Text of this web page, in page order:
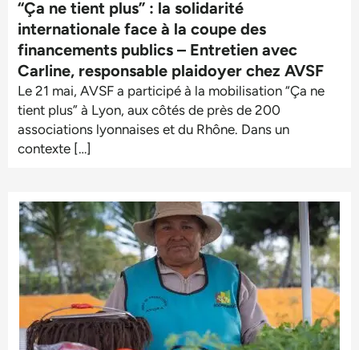
“Ça ne tient plus” : la solidarité
internationale face à la coupe des
financements publics – Entretien avec
Carline, responsable plaidoyer chez AVSF
Le 21 mai, AVSF a participé à la mobilisation “Ça ne
tient plus” à Lyon, aux côtés de près de 200
associations lyonnaises et du Rhône. Dans un
contexte […]